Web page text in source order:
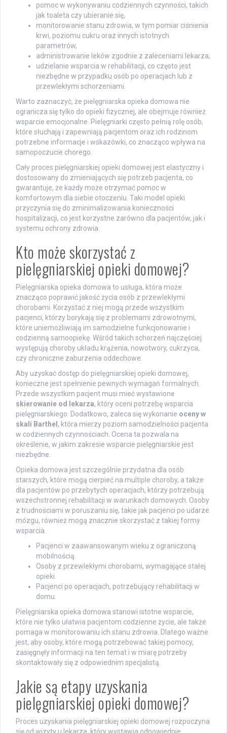
pomoc w wykonywaniu codziennych czynności, takich
jak toaleta czy ubieranie się,
monitorowanie stanu zdrowia, w tym pomiar ciśnienia
krwi, poziomu cukru oraz innych istotnych
parametrów,
administrowanie leków zgodnie z zaleceniami lekarza,
udzielanie wsparcia w rehabilitacji, co często jest
niezbędne w przypadku osób po operacjach lub z
przewlekłymi schorzeniami.
Warto zaznaczyć, że pielęgniarska opieka domowa nie
ogranicza się tylko do opieki fizycznej, ale obejmuje również
wsparcie emocjonalne. Pielęgniarki często pełnią rolę osób,
które słuchają i zapewniają pacjentom oraz ich rodzinom
potrzebne informacje i wskazówki, co znacząco wpływa na
samopoczucie chorego.
Cały proces pielęgniarskiej opieki domowej jest elastyczny i
dostosowany do zmieniających się potrzeb pacjenta, co
gwarantuje, że każdy może otrzymać pomoc w
komfortowym dla siebie otoczeniu. Taki model opieki
przyczynia się do zminimalizowania konieczności
hospitalizacji, co jest korzystne zarówno dla pacjentów, jak i
systemu ochrony zdrowia.
Kto może skorzystać z
pielęgniarskiej opieki domowej?
Pielęgniarska opieka domowa to usługa, która może
znacząco poprawić jakość życia osób z przewlekłymi
chorobami. Korzystać z niej mogą przede wszystkim
pacjenci, którzy borykają się z problemami zdrowotnymi,
które uniemożliwiają im samodzielne funkcjonowanie i
codzienną samoopiekę. Wśród takich schorzeń najczęściej
występują choroby układu krążenia, nowotwory, cukrzyca,
czy chroniczne zaburzenia oddechowe.
Aby uzyskać dostęp do pielęgniarskiej opieki domowej,
konieczne jest spełnienie pewnych wymagań formalnych.
Przede wszystkim pacjent musi mieć wystawione
skierowanie od lekarza, który oceni potrzebę wsparcia
pielęgniarskiego. Dodatkowo, zaleca się wykonanie oceny w
skali Barthel , która mierzy poziom samodzielności pacjenta
w codziennych czynnościach. Ocena ta pozwala na
określenie, w jakim zakresie wsparcie pielęgniarskie jest
niezbędne.
Opieka domowa jest szczególnie przydatna dla osób
starszych, które mogą cierpieć na multiple choroby, a także
dla pacjentów po przebytych operacjach, którzy potrzebują
wszechstronnej rehabilitacji w warunkach domowych. Osoby
z trudnościami w poruszaniu się, takie jak pacjenci po udarze
mózgu, również mogą znacznie skorzystać z takiej formy
wsparcia.
Pacjenci w zaawansowanym wieku z ograniczoną
mobilnością.
Osoby z przewlekłymi chorobami, wymagające stałej
opieki.
Pacjenci po operacjach, potrzebujący rehabilitacji w
domu.
Pielęgniarska opieka domowa stanowi istotne wsparcie,
które nie tylko ułatwia pacjentom codzienne życie, ale także
pomaga w monitorowaniu ich stanu zdrowia. Dlatego ważne
jest, aby osoby, które mogą potrzebować takiej pomocy,
zasięgnęły informacji na ten temat i w miarę potrzeby
skontaktowały się z odpowiednim specjalistą.
Jakie są etapy uzyskania
pielęgniarskiej opieki domowej?
Proces uzyskania pielęgniarskiej opieki domowej rozpoczyna